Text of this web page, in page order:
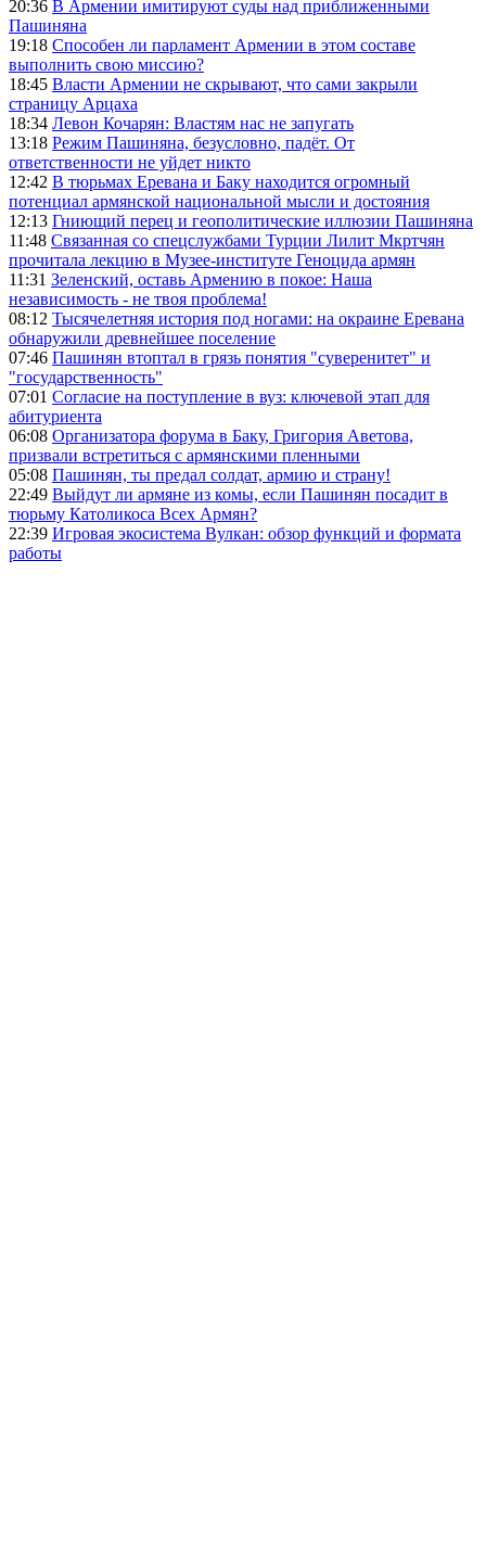
20:36 В Армении имитируют суды над приближенными
Пашиняна
19:18 Способен ли парламент Армении в этом составе
выполнить свою миссию?
18:45 Власти Армении не скрывают, что сами закрыли
страницу Арцаха
18:34 Левон Кочарян: Властям нас не запугать
13:18 Режим Пашиняна, безусловно, падёт. От
ответственности не уйдет никто
12:42 В тюрьмах Еревана и Баку находится огромный
потенциал армянской национальной мысли и достояния
12:13 Гниющий перец и геополитические иллюзии Пашиняна
11:48 Связанная со спецслужбами Турции Лилит Мкртчян
прочитала лекцию в Музее-институте Геноцида армян
11:31 Зеленский, оставь Армению в покое: Наша
независимость - не твоя проблема!
08:12 Тысячелетняя история под ногами: на окраине Еревана
обнаружили древнейшее поселение
07:46 Пашинян втоптал в грязь понятия "суверенитет" и
"государственность"
07:01 Согласие на поступление в вуз: ключевой этап для
абитуриента
06:08 Организатора форума в Баку, Григория Аветова,
призвали встретиться с армянскими пленными
05:08 Пашинян, ты предал солдат, армию и страну!
22:49 Выйдут ли армяне из комы, если Пашинян посадит в
тюрьму Католикоса Всех Армян?
22:39 Игровая экосистема Вулкан: обзор функций и формата
работы